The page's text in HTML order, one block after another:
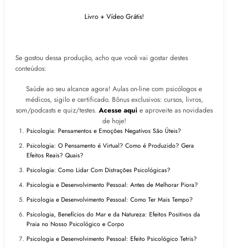
Livro + Vídeo Grátis!
Se gostou dessa produção, acho que você vai gostar destes
conteúdos:
Saúde ao seu alcance agora! Aulas on-line com psicólogos e
médicos, sigilo e certificado. Bônus exclusivos: cursos, livros,
som/podcasts e quiz/testes. Acesse aqui e aproveite as novidades
de hoje!
Psicologia: Pensamentos e Emoções Negativos São Úteis?
Psicologia: O Pensamento é Virtual? Como é Produzido? Gera
Efeitos Reais? Quais?
Psicologia: Como Lidar Com Distrações Psicológicas?
Psicologia e Desenvolvimento Pessoal: Antes de Melhorar Piora?
Psicologia e Desenvolvimento Pessoal: Como Ter Mais Tempo?
Psicologia, Benefícios do Mar e da Natureza: Efeitos Positivos da
Praia no Nosso Psicológico e Corpo
Psicologia e Desenvolvimento Pessoal: Efeito Psicológico Tetris?